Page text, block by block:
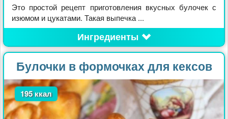
Это простой рецепт приготовления вкусных булочек с
изюмом и цукатами. Такая выпечка ...
Ингредиенты
Булочки в формочках для кексов
195 ккал